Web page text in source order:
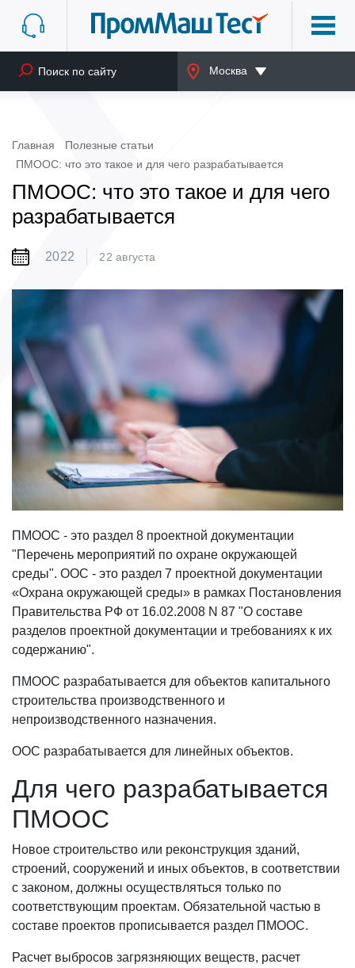
Москва
Главная
Полезные статьи
ПМООС: что это такое и для чего разрабатывается
ПМООС: что это такое и для чего
разрабатывается
2022 22 августа
ПМООС - это раздел 8 проектной документации
"Перечень мероприятий по охране окружающей
среды". ООС - это раздел 7 проектной документации
«Охрана окружающей среды» в рамках Постановления
Правительства РФ от 16.02.2008 N 87 "О составе
разделов проектной документации и требованиях к их
содержанию".
ПМООС разрабатывается для объектов капитального
строительства производственного и
непроизводственного назначения.
ООС разрабатывается для линейных объектов.
Для чего разрабатывается
ПМООС
Новое строительство или реконструкция зданий,
строений, сооружений и иных объектов, в соответствии
с законом, должны осуществляться только по
соответствующим проектам. Обязательной частью в
составе проектов прописывается раздел ПМООС.
Расчет выбросов загрязняющих веществ, расчет